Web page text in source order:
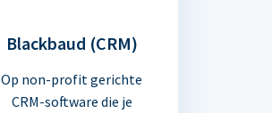
Blackbaud (CRM)
Op non-profit gerichte
CRM-software die je